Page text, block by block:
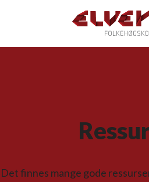
Det finnes mange gode